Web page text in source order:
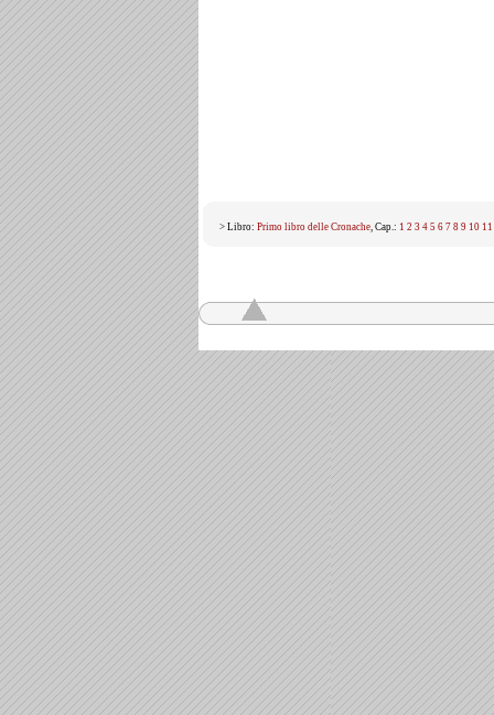
> Libro: Primo libro delle Cronache, Cap.: 1 2 3 4 5 6 7 8 9 10 11